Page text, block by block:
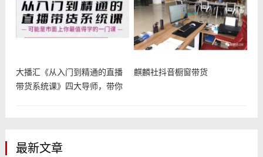
大播汇《从入门到精通的直播
带货系统课》四大导师，带你
麒麟社抖音橱窗带货
最新文章